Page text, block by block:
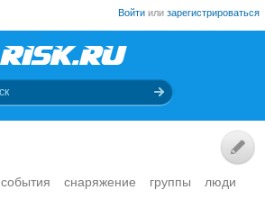
Войти или зарегистрироваться
события снаряжение группы
люди